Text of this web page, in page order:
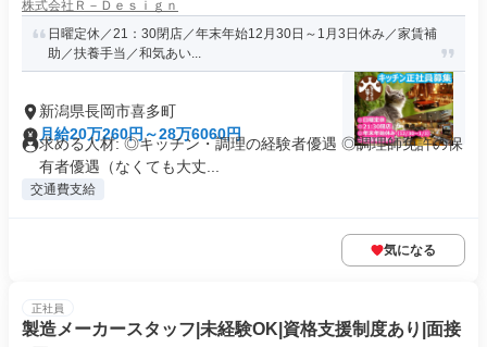
株式会社Ｒ－Ｄｅｓｉｇｎ
日曜定休／21：30閉店／年末年始12月30日～1月3日休み／家賃補
助／扶養手当／和気あい...
新潟県長岡市喜多町
月給20万260円～28万6060円
求める人材: ◎キッチン・調理の経験者優遇 ◎調理師免許の保
有者優遇（なくても大丈...
交通費支給
気になる
正社員
製造メーカースタッフ|未経験OK|資格支援制度あり|面接